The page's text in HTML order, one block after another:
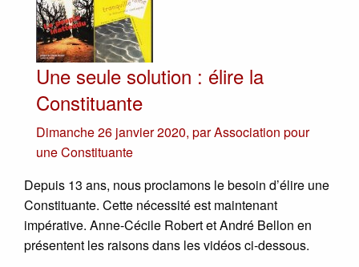
Une seule solution : élire la
Constituante
Dimanche 26 janvier 2020, parAssociation pour
une Constituante
Depuis 13 ans, nous proclamons le besoin d’élire une
Constituante. Cette nécessité est maintenant
impérative. Anne-Cécile Robert et André Bellon en
présentent les raisons dans les vidéos ci-dessous.